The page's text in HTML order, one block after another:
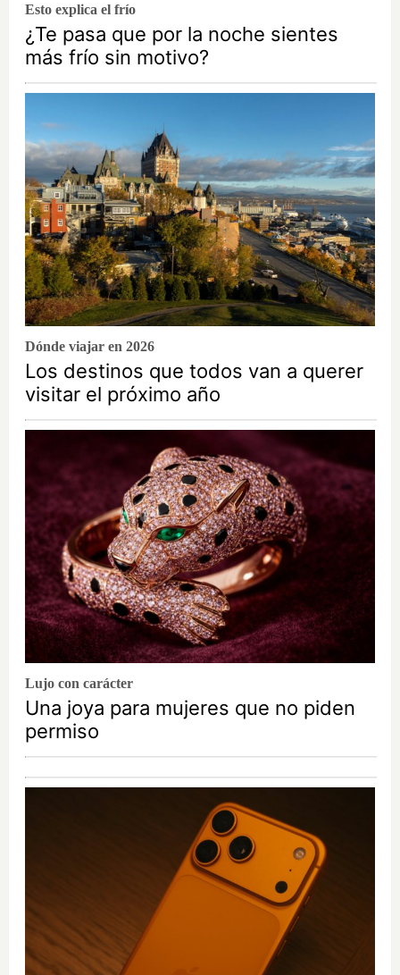
Esto explica el frío
¿Te pasa que por la noche sientes
más frío sin motivo?
Dónde viajar en 2026
Los destinos que todos van a querer
visitar el próximo año
Lujo con carácter
Una joya para mujeres que no piden
permiso